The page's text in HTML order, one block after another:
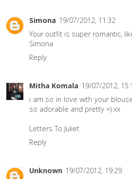
Simona 19/07/2012, 11:32
Your outfit is super romantic,
Simona
Reply
Mitha Komala 19/07/2012,
i am so in love with your
so adorable and pretty =) xx
Letters To Juliet
Reply
Unknown 19/07/2012, 19:29